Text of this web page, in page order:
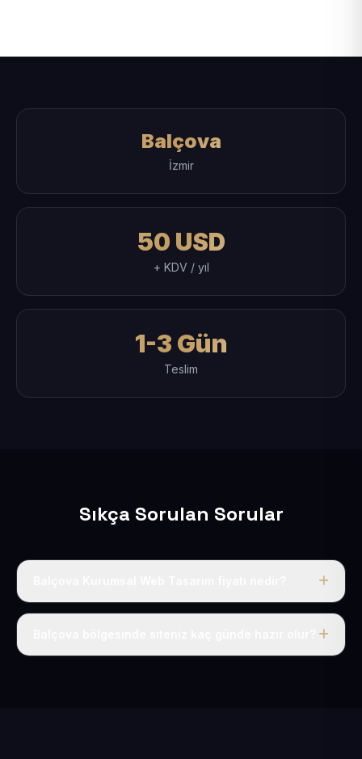
Balçova
İzmir
50 USD
+ KDV / yıl
1-3 Gün
Teslim
Sıkça Sorulan Sorular
Tek fiyat uygulanır: yıllık 50 USD + KDV. Bu bedele alan